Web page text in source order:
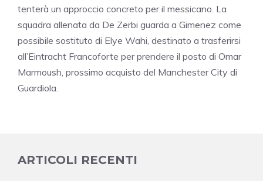
tenterà un approccio concreto per il messicano. La
squadra allenata da De Zerbi guarda a Gimenez come
possibile sostituto di Elye Wahi, destinato a trasferirsi
all’Eintracht Francoforte per prendere il posto di Omar
Marmoush, prossimo acquisto del Manchester City di
Guardiola.
ARTICOLI RECENTI